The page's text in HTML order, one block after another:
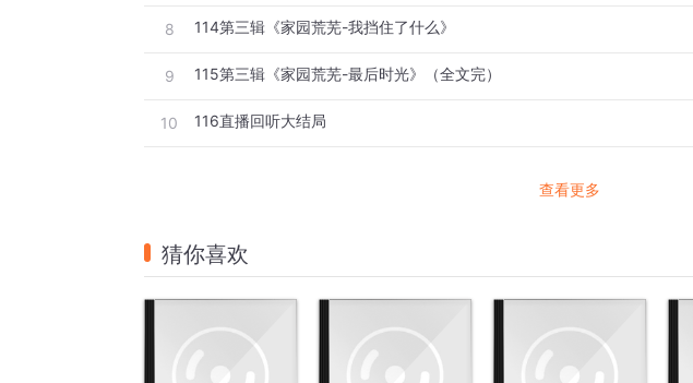
8 114第三辑《家园荒芜-我挡住了什么》
9 115第三辑《家园荒芜-最后时光》（全文完）
10 116直播回听大结局
查看更多
猜你喜欢